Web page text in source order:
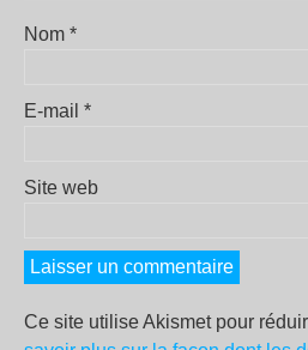
Nom *
E-mail *
Site web
Ce site utilise Akismet pour